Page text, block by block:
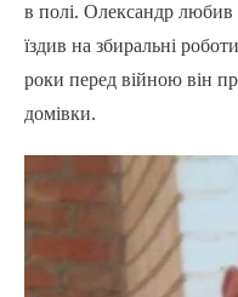
в полі. Олександр
їздив на збиральні
роки перед війною він
домівки.